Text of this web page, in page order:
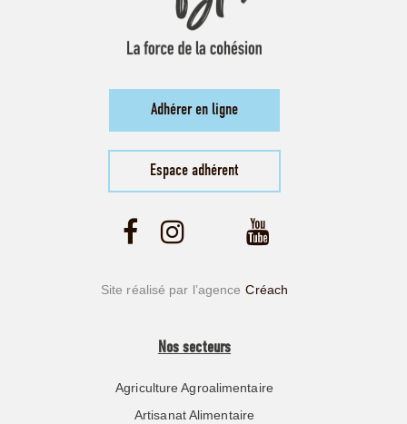
Adhérer en ligne
Espace adhérent
Site réalisé par l’agence Créach
Nos secteurs
Agriculture Agroalimentaire
Artisanat Alimentaire